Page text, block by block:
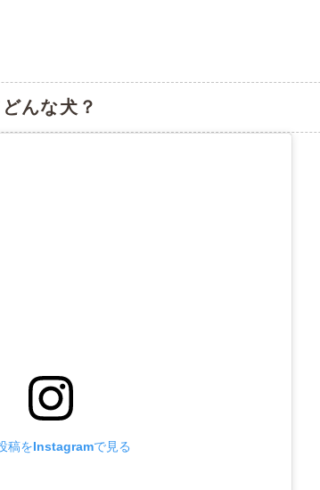
んな犬？
稿をInstagramで見る